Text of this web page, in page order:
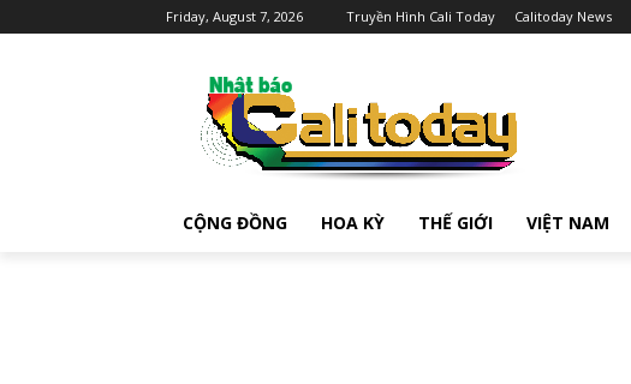
Friday, August 7, 2026 Truyền Hình Cali Today Calitoday News
CỘNG ĐỒNG HOA KỲ THẾ GIỚI VIỆT NAM